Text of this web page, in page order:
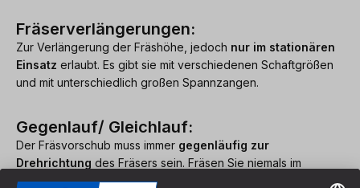
Fräserverlängerungen:
Zur Verlängerung der Fräshöhe, jedoch nur im stationären
Einsatz erlaubt. Es gibt sie mit verschiedenen Schaftgrößen
und mit unterschiedlich großen Spannzangen.
Gegenlauf/ Gleichlauf:
Der Fräsvorschub muss immer gegenläufig zur
Drehrichtung des Fräsers sein. Fräsen Sie niemals im
Gleichlauf, ausgenommen beim Einsatzfräsen mit geeignetem